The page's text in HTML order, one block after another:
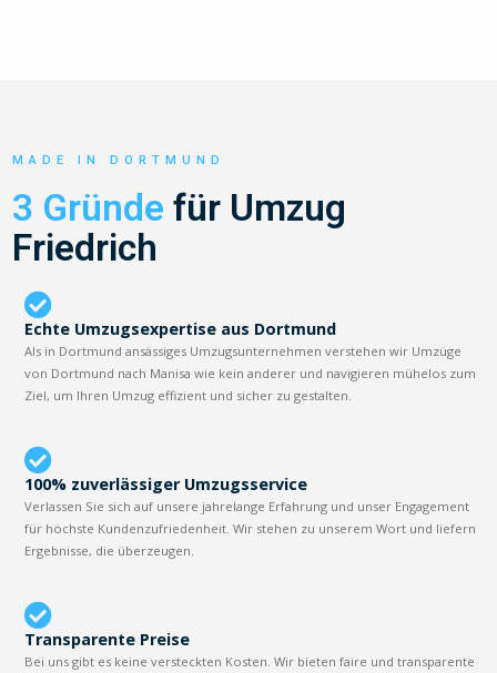
MADE IN DORTMUND
3 Gründe für Umzug
Friedrich
Echte Umzugsexpertise aus Dortmund
Als in Dortmund ansässiges Umzugsunternehmen verstehen wir Umzüge
von Dortmund nach Manisa wie kein anderer und navigieren mühelos zum
Ziel, um Ihren Umzug effizient und sicher zu gestalten.
100% zuverlässiger Umzugsservice
Verlassen Sie sich auf unsere jahrelange Erfahrung und unser Engagement
für höchste Kundenzufriedenheit. Wir stehen zu unserem Wort und liefern
Ergebnisse, die überzeugen.
Transparente Preise
Bei uns gibt es keine versteckten Kosten. Wir bieten faire und transparente